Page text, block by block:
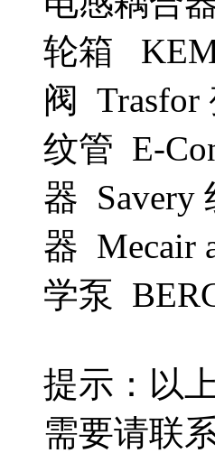
轮箱
阀 Trasfor
纹管 E-
器 Savery
器 Mecair
学泵
提示：以
需要请联